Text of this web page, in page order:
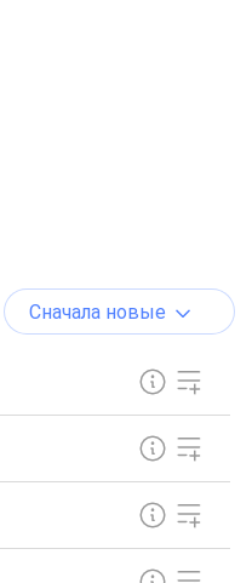
Сначала новые